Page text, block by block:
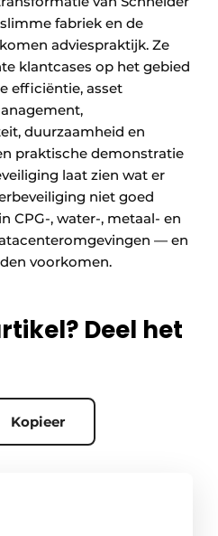
fabriek en de
adviespraktijk. Ze
klantcases op het gebied
efficiëntie, asset
duurzaamheid en
praktische demonstratie
laat zien wat er
niet goed
CPG-, water-, metaal- en
— en
voorkomen.
Deel het
Kopieer